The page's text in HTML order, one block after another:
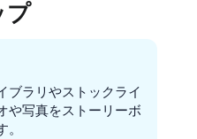
プ
ブラリやストックライ
や写真をストーリーボ